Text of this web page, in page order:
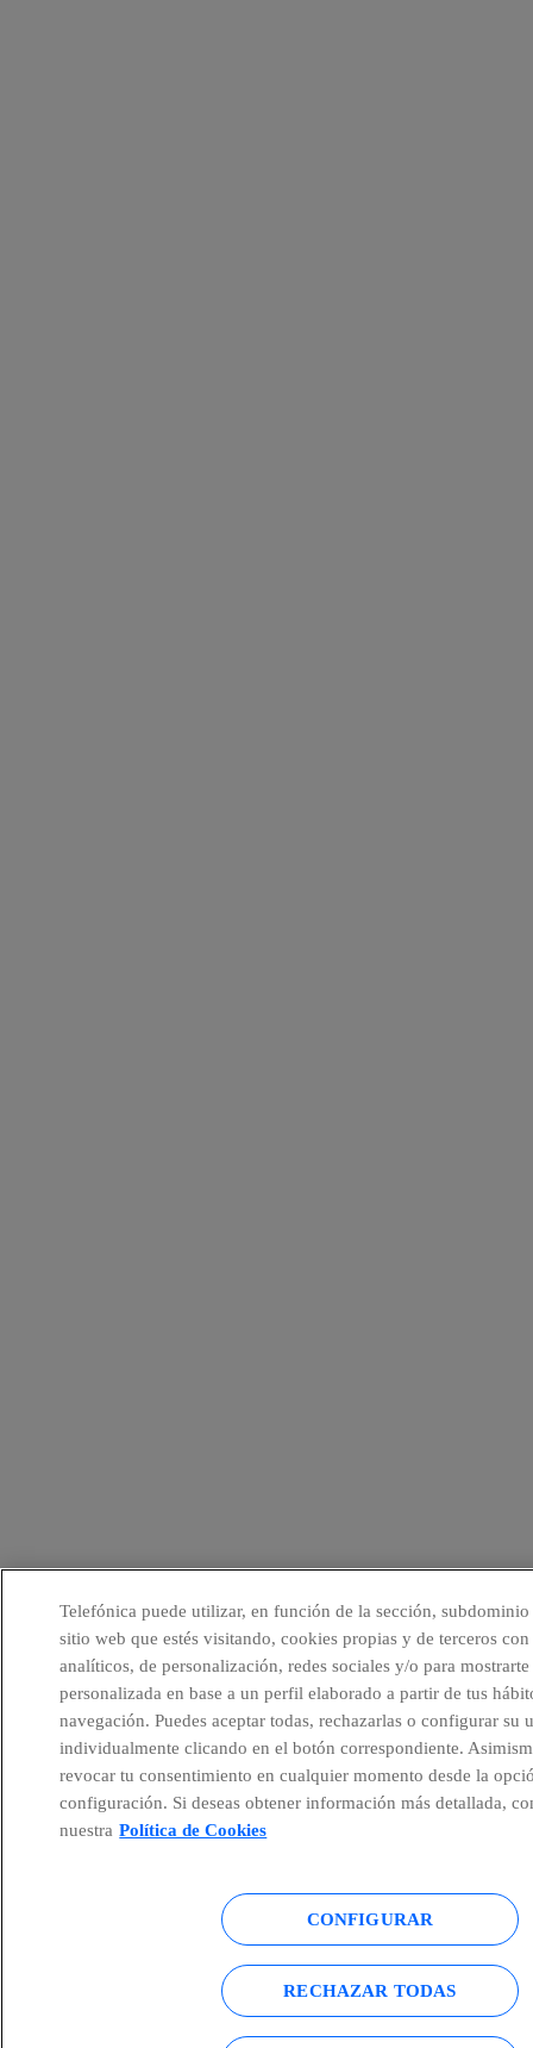
Telefónica puede utilizar, en función de la sección,
sitio web que estés visitando, cookies propias y de terceros
analíticos, de personalización, redes sociales y/o para
personalizada en base a un perfil elaborado a partir de tus
navegación. Puedes aceptar todas, rechazarlas o configurar su
individualmente clicando en el botón correspondiente.
revocar tu consentimiento en cualquier momento desde la
configuración. Si deseas obtener información más detallada,
nuestra Política de Cookies
CONFIGURAR
RECHAZAR TODAS